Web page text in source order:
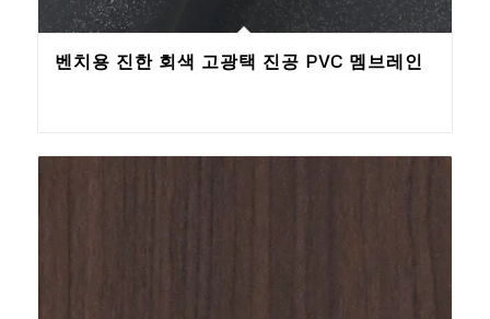
벤치용 진한 회색 고광택 진공 PVC 멤브레인